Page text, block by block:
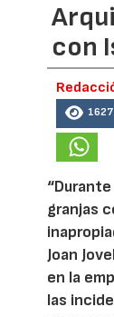
con
1627
granjas
Joan
en la
las